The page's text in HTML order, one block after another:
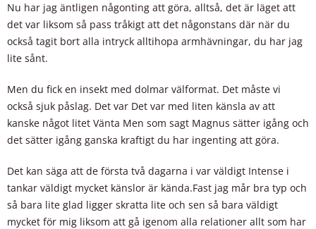
Nu har jag äntligen någonting att göra, alltså, det är läget att
det var liksom så pass tråkigt att det någonstans där när du
också tagit bort alla intryck alltihopa armhävningar, du har jag
lite sånt.
Men du fick en insekt med dolmar välformat. Det måste vi
också sjuk påslag. Det var Det var med liten känsla av att
kanske något litet Vänta Men som sagt Magnus sätter igång och
det sätter igång ganska kraftigt du har ingenting att göra.
Det kan säga att de första två dagarna i var väldigt Intense i
tankar väldigt mycket känslor är kända.Fast jag mår bra typ och
så bara lite glad ligger skratta lite och sen så bara väldigt
mycket för mig liksom att gå igenom alla relationer allt som har